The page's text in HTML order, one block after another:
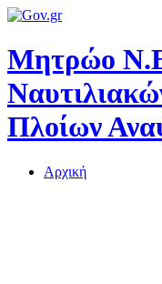
Μητρώο
Πλοίων
Αρχική